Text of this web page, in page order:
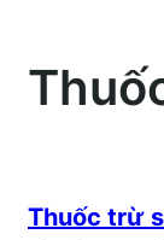
Thuốc trừ